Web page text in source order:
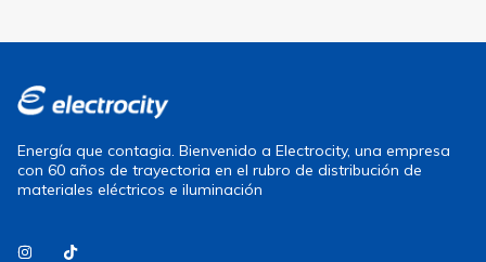
Energía que contagia. Bienvenido a Electrocity, una empresa
con 60 años de trayectoria en el rubro de distribución de
materiales eléctricos e iluminación